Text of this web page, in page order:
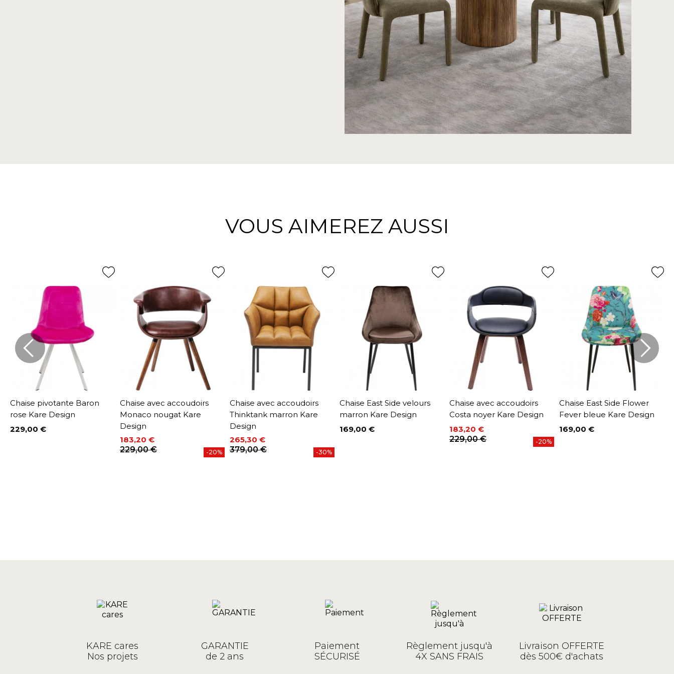
VOUS AIMEREZ AUSSI
Chaise pivotante Baron
rose Kare Design
Prix
229,00 €
Chaise avec accoudoirs
Monaco nougat Kare
Design
Prix
183,20 €
Prix de base
229,00 € -20%
Chaise avec accoudoirs
Thinktank marron Kare
Design
Prix
265,30 €
Prix de base
379,00 € -30%
Chaise East Side velours
marron Kare Design
Prix
169,00 €
Chaise avec accoudoirs
Costa noyer Kare Design
Prix
183,20 €
Prix de base
229,00 € -20%
Chaise East Side Flower
Fever bleue Kare Design
Prix
169,00 €
KARE cares
Nos projets
GARANTIE
de 2 ans
Paiement
SÉCURISÉ
Règlement jusqu'à
4X SANS FRAIS
Livraison OFFERTE
dès 500€ d'achats